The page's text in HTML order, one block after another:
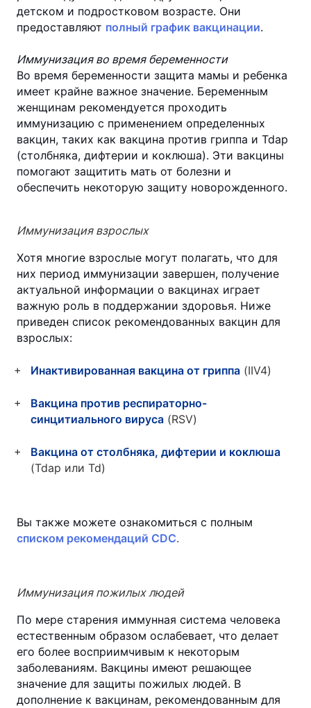
детском и подростковом возрасте. Они
предоставляют полный график вакцинации.
Иммунизация во время беременности
Во время беременности защита мамы и ребенка
имеет крайне важное значение. Беременным
женщинам рекомендуется проходить
иммунизацию с применением определенных
вакцин, таких как вакцина против гриппа и Tdap
(столбняка, дифтерии и коклюша). Эти вакцины
помогают защитить мать от болезни и
обеспечить некоторую защиту новорожденного.
Иммунизация взрослых
Хотя многие взрослые могут полагать, что для
них период иммунизации завершен, получение
актуальной информации о вакцинах играет
важную роль в поддержании здоровья. Ниже
приведен список рекомендованных вакцин для
взрослых:
Инактивированная вакцина от гриппа (IIV4)
Вакцина против респираторно-
синцитиального вируса (RSV)
Вакцина от столбняка, дифтерии и коклюша
(Tdap или Td)
Вы также можете ознакомиться с полным
списком рекомендаций CDC.
Иммунизация пожилых людей
По мере старения иммунная система человека
естественным образом ослабевает, что делает
его более восприимчивым к некоторым
заболеваниям. Вакцины имеют решающее
значение для защиты пожилых людей. В
дополнение к вакцинам, рекомендованным для